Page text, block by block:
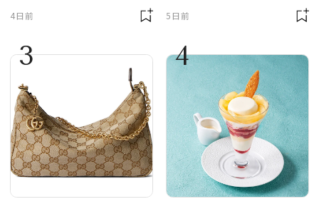
ーチ「はとっこ」を限
4日前
場！ デザイン性と収納
5日前
3 4